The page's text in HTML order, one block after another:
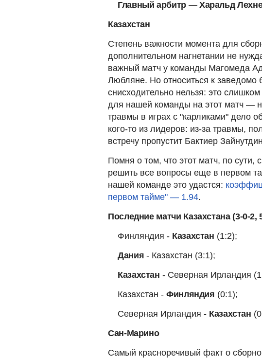
Главный арбитр — Харальд
Казахстан
Степень важности момента для
дополнительном нагнетании не
важный матч у команды Магомеда
Любляне. Но относиться к заведомо
снисходительно нельзя: это
для нашей команды на этот матч —
травмы в играх с "карликами" дело
кого-то из лидеров: из-за травмы,
встречу пропустит Бактиер
Помня о том, что этот матч, по сути,
решить все вопросы еще в первом
нашей команде это удастся:
первом тайме" — 1.94.
Последние матчи Казахстана (3-0-2,
Финляндия - Казахстан (1:2);
Дания - Казахстан (3:1);
Казахстан - Северная Ирландия
Казахстан - Финляндия (0:1);
Северная Ирландия - Казахстан
Сан-Марино
Самый красноречивый факт о